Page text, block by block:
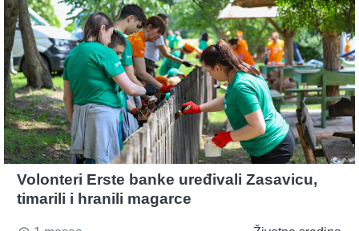
Volonteri Erste banke uređivali Zasavicu,
timarili i hranili magarce